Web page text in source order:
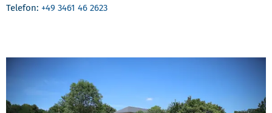
Telefon: +49 3461 46 2623